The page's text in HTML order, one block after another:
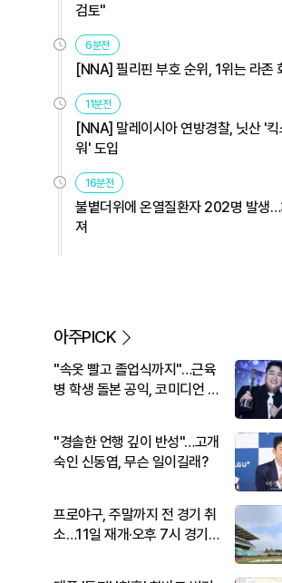
검토"
6분전
[NNA] 필리핀 부호 순위, 1위는 라존
11분전
[NNA] 말레이시아 연방경찰, 닛산 '
워' 도입
16분전
불볕더위에 온열질환자 202명 발생
져
아주PICK
"속옷 빨고 졸업식까지"…근육
병 학생 돌본 공익, 코미디언 김
"경솔한 언행 깊이 반성"…고개
숙인 신동엽, 무슨 일이길래?
프로야구, 주말까지 전 경기 취
소…11일 재개·오후 7시 경기